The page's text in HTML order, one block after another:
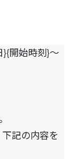
}{開始時刻}〜
記の内容を